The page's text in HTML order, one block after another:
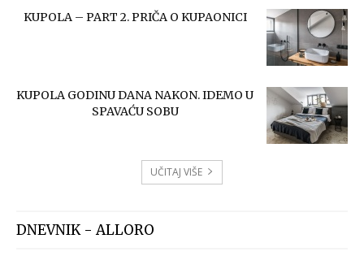
KUPOLA – PART 2. PRIČA O KUPAONICI
KUPOLA GODINU DANA NAKON. IDEMO U
SPAVAĆU SOBU
UČITAJ VIŠE
DNEVNIK - ALLORO